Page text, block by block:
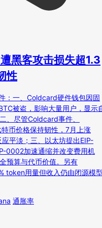
黑客攻击损失超1.3
性
：一、Coldcard硬件钱包因固
被盗，影响大量用户，显示
、尽管Coldcard事件、
币价格保持韧性，7月上涨
平淡；三、以太坊提出EIP-
0002加速通缩并改变费用机
预算与代币价值。另有
token用量但收入仍由闭源模
通胀率